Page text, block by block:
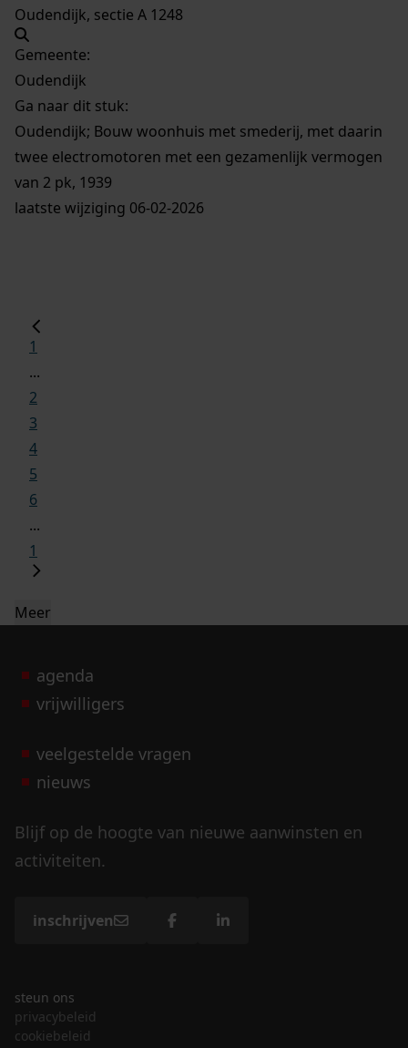
Oudendijk, sectie A 1248
Gemeente:
Oudendijk
Ga naar dit stuk:
Oudendijk; Bouw woonhuis met smederij, met daarin
twee electromotoren met een gezamenlijk vermogen
van 2 pk, 1939
laatste wijziging 06-02-2026
1
...
2
3
4
5
6
...
1
Meer
agenda
vrijwilligers
veelgestelde vragen
nieuws
Blijf op de hoogte van nieuwe aanwinsten en
activiteiten.
inschrijven
steun ons
privacybeleid
cookiebeleid